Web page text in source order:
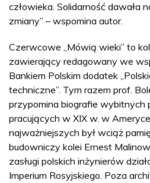
człowieka. Solidarność dawała
zmiany” – wspomina autor.
Czerwcowe „Mówią wieki” to
zawierający redagowany we
Bankiem Polskim dodatek
techniczne”. Tym razem prof.
przypomina biografie wybitnych
pracujących w XIX w. w
najważniejszych był wciąż
budowniczy kolei Ernest
zasługi polskich inżynierów
Imperium Rosyjskiego. Poza